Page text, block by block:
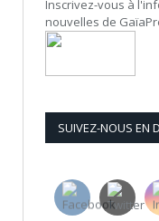
Inscrivez-vous à
nouvelles de
SUIVEZ-NOUS EN